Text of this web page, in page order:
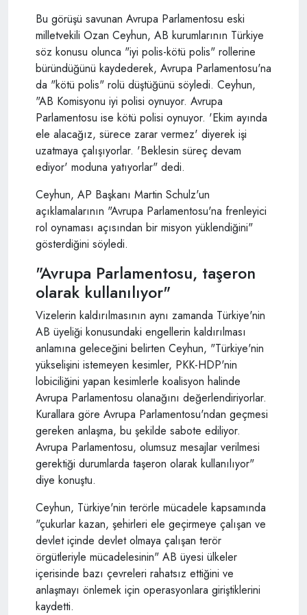
Bu görüşü savunan Avrupa Parlamentosu eski
milletvekili Ozan Ceyhun, AB kurumlarının Türkiye
söz konusu olunca "iyi polis-kötü polis" rollerine
büründüğünü kaydederek, Avrupa Parlamentosu'na
da "kötü polis" rolü düştüğünü söyledi. Ceyhun,
"AB Komisyonu iyi polisi oynuyor. Avrupa
Parlamentosu ise kötü polisi oynuyor. 'Ekim ayında
ele alacağız, sürece zarar vermez' diyerek işi
uzatmaya çalışıyorlar. 'Beklesin süreç devam
ediyor' moduna yatıyorlar" dedi.
Ceyhun, AP Başkanı Martin Schulz'un
açıklamalarının "Avrupa Parlamentosu'na frenleyici
rol oynaması açısından bir misyon yüklendiğini"
gösterdiğini söyledi.
"Avrupa Parlamentosu, taşeron
olarak kullanılıyor"
Vizelerin kaldırılmasının aynı zamanda Türkiye'nin
AB üyeliği konusundaki engellerin kaldırılması
anlamına geleceğini belirten Ceyhun, "Türkiye'nin
yükselişini istemeyen kesimler, PKK-HDP'nin
lobiciliğini yapan kesimlerle koalisyon halinde
Avrupa Parlamentosu olanağını değerlendiriyorlar.
Kurallara göre Avrupa Parlamentosu'ndan geçmesi
gereken anlaşma, bu şekilde sabote ediliyor.
Avrupa Parlamentosu, olumsuz mesajlar verilmesi
gerektiği durumlarda taşeron olarak kullanılıyor"
diye konuştu.
Ceyhun, Türkiye'nin terörle mücadele kapsamında
"çukurlar kazan, şehirleri ele geçirmeye çalışan ve
devlet içinde devlet olmaya çalışan terör
örgütleriyle mücadelesinin" AB üyesi ülkeler
içerisinde bazı çevreleri rahatsız ettiğini ve
anlaşmayı önlemek için operasyonlara giriştiklerini
kaydetti.